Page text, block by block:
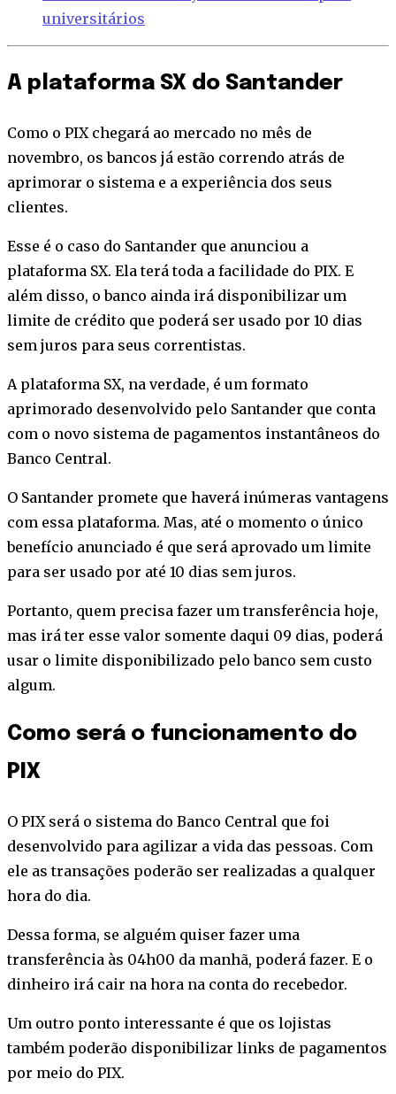
universitários
A plataforma SX do Santander
Como o PIX chegará ao mercado no mês de
novembro, os bancos já estão correndo atrás de
aprimorar o sistema e a experiência dos seus
clientes.
Esse é o caso do Santander que anunciou a
plataforma SX. Ela terá toda a facilidade do PIX. E
além disso, o banco ainda irá disponibilizar um
limite de crédito que poderá ser usado por 10 dias
sem juros para seus correntistas.
A plataforma SX, na verdade, é um formato
aprimorado desenvolvido pelo Santander que conta
com o novo sistema de pagamentos instantâneos do
Banco Central.
O Santander promete que haverá inúmeras vantagens
com essa plataforma. Mas, até o momento o único
benefício anunciado é que será aprovado um limite
para ser usado por até 10 dias sem juros.
Portanto, quem precisa fazer um transferência hoje,
mas irá ter esse valor somente daqui 09 dias, poderá
usar o limite disponibilizado pelo banco sem custo
algum.
Como será o funcionamento do
PIX
O PIX será o sistema do Banco Central que foi
desenvolvido para agilizar a vida das pessoas. Com
ele as transações poderão ser realizadas a qualquer
hora do dia.
Dessa forma, se alguém quiser fazer uma
transferência às 04h00 da manhã, poderá fazer. E o
dinheiro irá cair na hora na conta do recebedor.
Um outro ponto interessante é que os lojistas
também poderão disponibilizar links de pagamentos
por meio do PIX.